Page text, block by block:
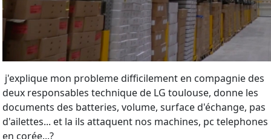
j'explique mon probleme difficilement en compagnie des
deux responsables technique de LG toulouse, donne les
documents des batteries, volume, surface d'échange, pas
d'ailettes... et la ils attaquent nos machines, pc telephones
en corée...?